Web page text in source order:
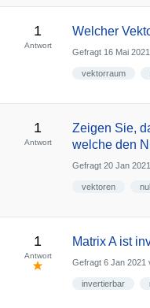
1
Antwort
Welcher
Gefragt 16 Mai 2021
vektorraum
1
Antwort
Zeigen Sie,
welche den
Gefragt 20 Jan 2021
vektoren
1
Antwort
Matrix A ist
Gefragt 6 Jan 2021
invertierbar